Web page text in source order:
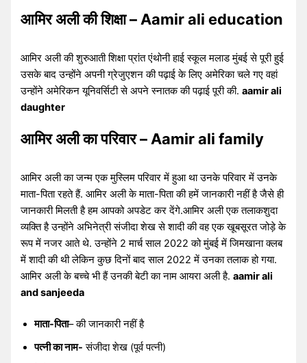
आमिर अली की शिक्षा – Aamir ali education
आमिर अली की शुरुआती शिक्षा प्रांत एंथोनी हाई स्कूल मलाड मुंबई से पूरी हुई
उसके बाद उन्होंने अपनी ग्रेजुएशन की पढ़ाई के लिए अमेरिका चले गए वहां
उन्होंने अमेरिकन यूनिवर्सिटी से अपने स्नातक की पढ़ाई पूरी की.aamir ali
daughter
आमिर अली का परिवार – Aamir ali family
आमिर अली का जन्म एक मुस्लिम परिवार में हुआ था उनके परिवार में उनके
माता-पिता रहते हैं. आमिर अली के माता-पिता की हमें जानकारी नहीं है जैसे ही
जानकारी मिलती है हम आपको अपडेट कर देंगे.आमिर अली एक तलाकशुदा
व्यक्ति है उन्होंने अभिनेत्री संजीदा शेख से शादी की वह एक खूबसूरत जोड़े के
रूप में नजर आते थे. उन्होंने 2 मार्च साल 2022 को मुंबई में जिमखाना क्लब
में शादी की थी लेकिन कुछ दिनों बाद साल 2022 में उनका तलाक हो गया.
आमिर अली के बच्चे भी हैं उनकी बेटी का नाम आयरा अली है.aamir ali
and sanjeeda
माता-पिता– की जानकारी नहीं है
पत्नी का नाम- संजीदा शेख (पूर्व पत्नी)